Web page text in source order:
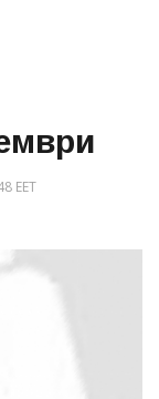
EET